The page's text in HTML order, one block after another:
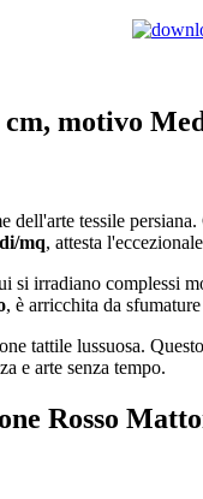
motivo
dell'arte tessile
mq, attesta
si irradiano complessi
, è arricchita da
tattile lussuosa.
e arte senza tempo.
Rosso